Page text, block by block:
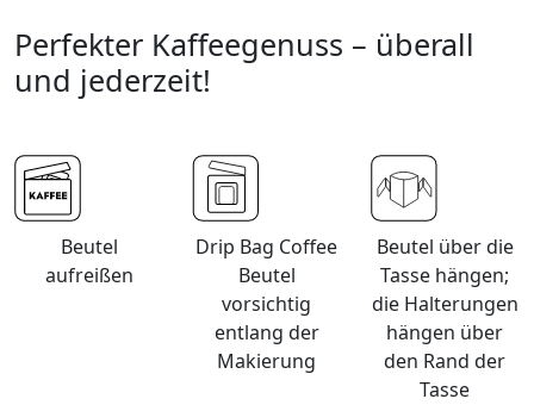
Perfekter Kaffeegenuss – überall
und jederzeit!
Beutel
aufreißen
Drip Bag Coffee
Beutel
vorsichtig
entlang der
Makierung
Beutel über die
Tasse hängen;
die Halterungen
hängen über
den Rand der
Tasse